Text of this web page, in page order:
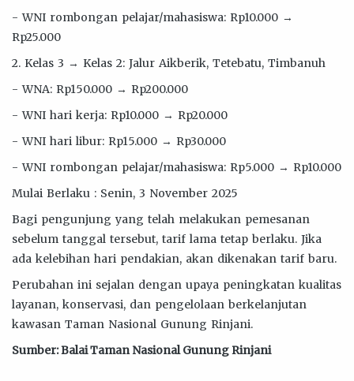
- WNI rombongan pelajar/mahasiswa: Rp10.000 →
Rp25.000
2. Kelas 3 → Kelas 2: Jalur Aikberik, Tetebatu, Timbanuh
- WNA: Rp150.000 → Rp200.000
- WNI hari kerja: Rp10.000 → Rp20.000
- WNI hari libur: Rp15.000 → Rp30.000
- WNI rombongan pelajar/mahasiswa: Rp5.000 → Rp10.000
Mulai Berlaku : Senin, 3 November 2025
Bagi pengunjung yang telah melakukan pemesanan
sebelum tanggal tersebut, tarif lama tetap berlaku. Jika
ada kelebihan hari pendakian, akan dikenakan tarif baru.
Perubahan ini sejalan dengan upaya peningkatan kualitas
layanan, konservasi, dan pengelolaan berkelanjutan
kawasan Taman Nasional Gunung Rinjani.
Sumber: Balai Taman Nasional Gunung Rinjani